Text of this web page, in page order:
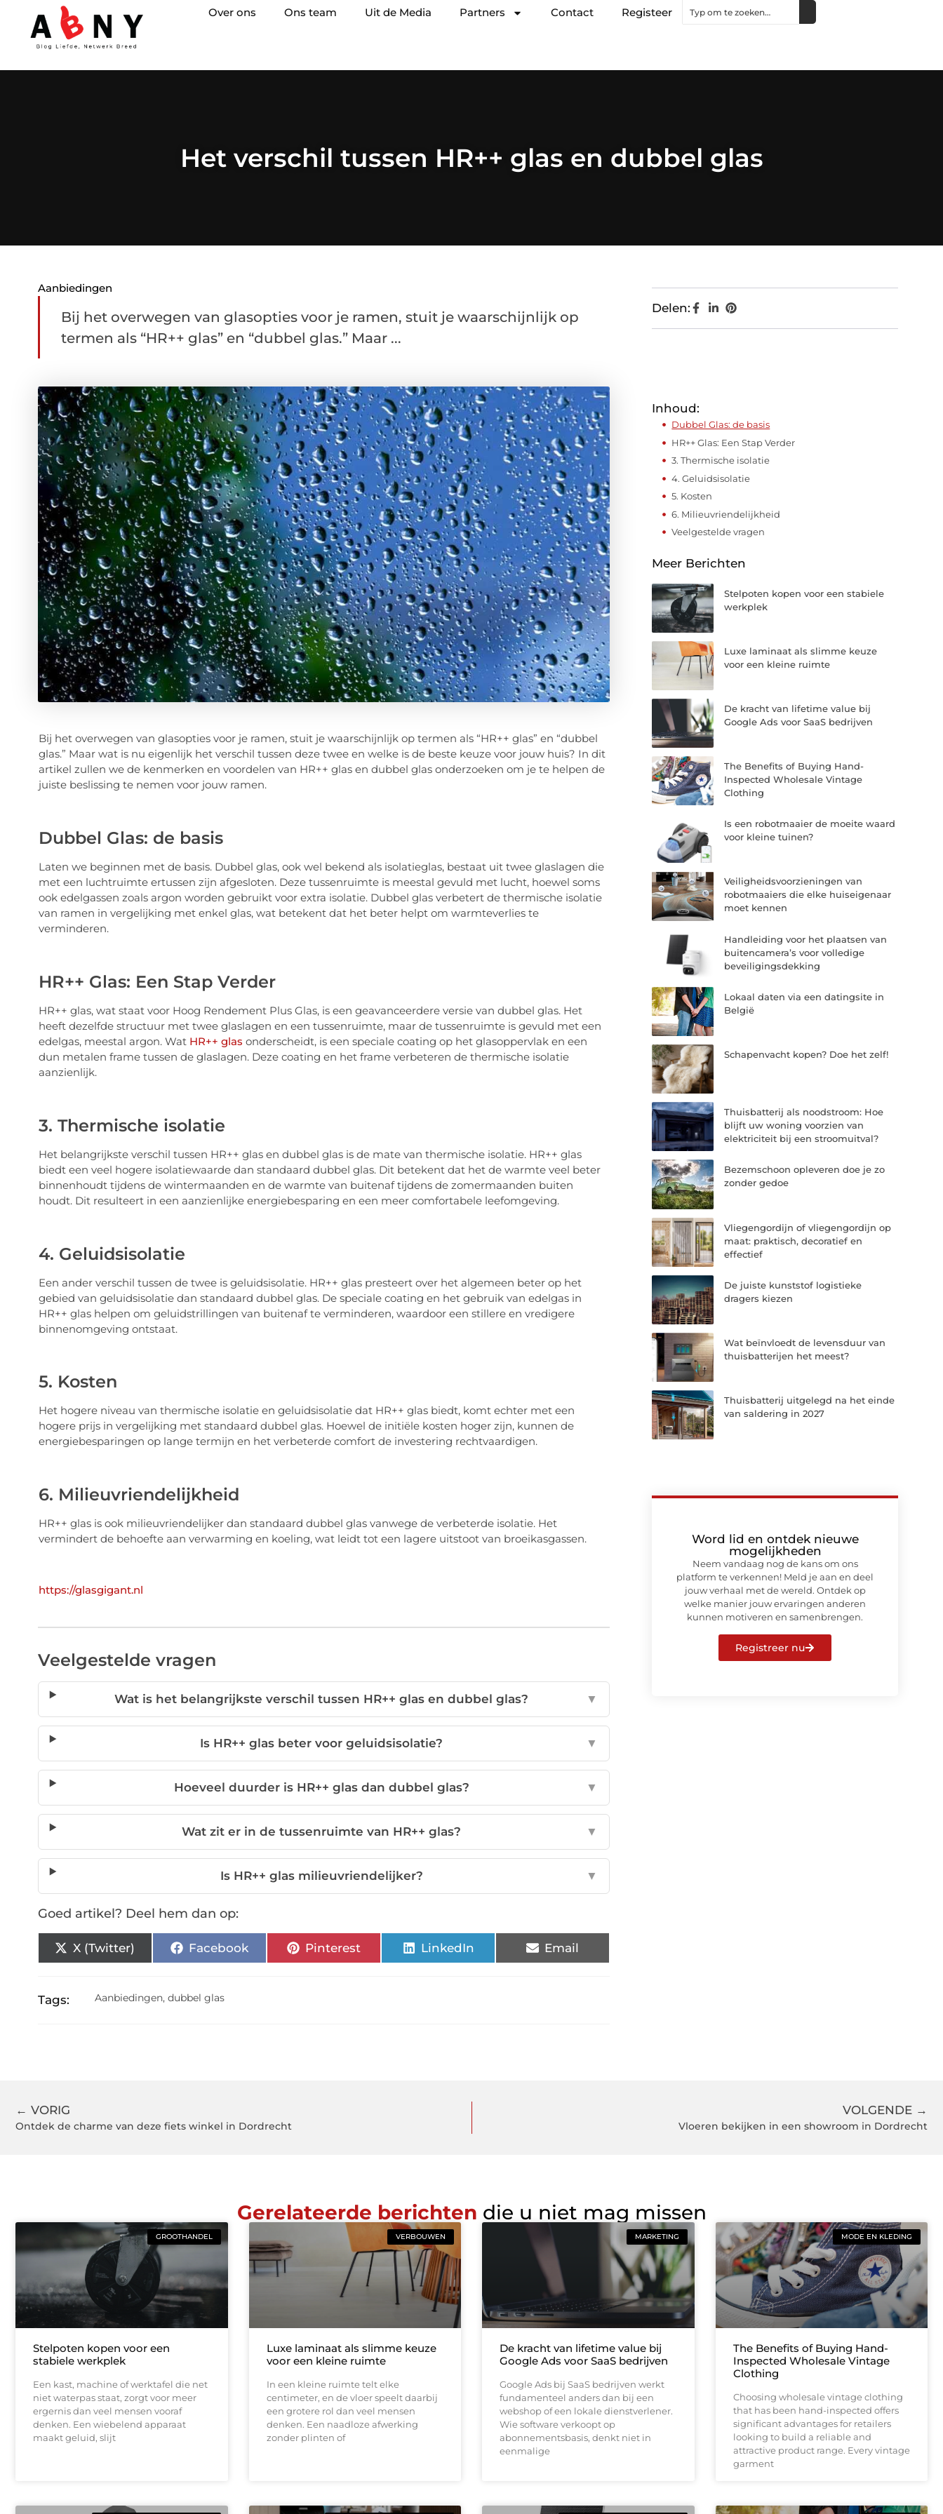
Over ons Ons team Uit de Media Partners Contact Registeer
Het verschil tussen HR++ glas en dubbel glas
Aanbiedingen
Bij het overwegen van glasopties voor je ramen, stuit je waarschijnlijk op
termen als “HR++ glas” en “dubbel glas.” Maar ...
Bij het overwegen van glasopties voor je ramen, stuit je waarschijnlijk op termen als “HR++ glas” en “dubbel
glas.” Maar wat is nu eigenlijk het verschil tussen deze twee en welke is de beste keuze voor jouw huis? In dit
artikel zullen we de kenmerken en voordelen van HR++ glas en dubbel glas onderzoeken om je te helpen de
juiste beslissing te nemen voor jouw ramen.
Dubbel Glas: de basis
Laten we beginnen met de basis. Dubbel glas, ook wel bekend als isolatieglas, bestaat uit twee glaslagen die
met een luchtruimte ertussen zijn afgesloten. Deze tussenruimte is meestal gevuld met lucht, hoewel soms
ook edelgassen zoals argon worden gebruikt voor extra isolatie. Dubbel glas verbetert de thermische isolatie
van ramen in vergelijking met enkel glas, wat betekent dat het beter helpt om warmteverlies te
verminderen.
HR++ Glas: Een Stap Verder
HR++ glas, wat staat voor Hoog Rendement Plus Glas, is een geavanceerdere versie van dubbel glas. Het
heeft dezelfde structuur met twee glaslagen en een tussenruimte, maar de tussenruimte is gevuld met een
edelgas, meestal argon. WatHR++ glas onderscheidt, is een speciale coating op het glasoppervlak en een
dun metalen frame tussen de glaslagen. Deze coating en het frame verbeteren de thermische isolatie
aanzienlijk.
3. Thermische isolatie
Het belangrijkste verschil tussen HR++ glas en dubbel glas is de mate van thermische isolatie. HR++ glas
biedt een veel hogere isolatiewaarde dan standaard dubbel glas. Dit betekent dat het de warmte veel beter
binnenhoudt tijdens de wintermaanden en de warmte van buitenaf tijdens de zomermaanden buiten
houdt. Dit resulteert in een aanzienlijke energiebesparing en een meer comfortabele leefomgeving.
4. Geluidsisolatie
Een ander verschil tussen de twee is geluidsisolatie. HR++ glas presteert over het algemeen beter op het
gebied van geluidsisolatie dan standaard dubbel glas. De speciale coating en het gebruik van edelgas in
HR++ glas helpen om geluidstrillingen van buitenaf te verminderen, waardoor een stillere en vredigere
binnenomgeving ontstaat.
5. Kosten
Het hogere niveau van thermische isolatie en geluidsisolatie dat HR++ glas biedt, komt echter met een
hogere prijs in vergelijking met standaard dubbel glas. Hoewel de initiële kosten hoger zijn, kunnen de
energiebesparingen op lange termijn en het verbeterde comfort de investering rechtvaardigen.
6. Milieuvriendelijkheid
HR++ glas is ook milieuvriendelijker dan standaard dubbel glas vanwege de verbeterde isolatie. Het
vermindert de behoefte aan verwarming en koeling, wat leidt tot een lagere uitstoot van broeikasgassen.
https://glasgigant.nl
Veelgestelde vragen
Wat is het belangrijkste verschil tussen HR++ glas en dubbel glas? ▼
Is HR++ glas beter voor geluidsisolatie? ▼
Hoeveel duurder is HR++ glas dan dubbel glas? ▼
Wat zit er in de tussenruimte van HR++ glas? ▼
Is HR++ glas milieuvriendelijker? ▼
Goed artikel? Deel hem dan op:
X (Twitter) Facebook Pinterest LinkedIn Email
Tags: Aanbiedingen,dubbel glas
Delen:
Inhoud:
Dubbel Glas: de basis
HR++ Glas: Een Stap Verder
3. Thermische isolatie
4. Geluidsisolatie
5. Kosten
6. Milieuvriendelijkheid
Veelgestelde vragen
Meer Berichten
Stelpoten kopen voor een stabiele
werkplek
Luxe laminaat als slimme keuze
voor een kleine ruimte
De kracht van lifetime value bij
Google Ads voor SaaS bedrijven
The Benefits of Buying Hand-
Inspected Wholesale Vintage
Clothing
Is een robotmaaier de moeite waard
voor kleine tuinen?
Veiligheidsvoorzieningen van
robotmaaiers die elke huiseigenaar
moet kennen
Handleiding voor het plaatsen van
buitencamera’s voor volledige
beveiligingsdekking
Lokaal daten via een datingsite in
België
Schapenvacht kopen? Doe het zelf!
Thuisbatterij als noodstroom: Hoe
blijft uw woning voorzien van
elektriciteit bij een stroomuitval?
Bezemschoon opleveren doe je zo
zonder gedoe
Vliegengordijn of vliegengordijn op
maat: praktisch, decoratief en
effectief
De juiste kunststof logistieke
dragers kiezen
Wat beïnvloedt de levensduur van
thuisbatterijen het meest?
Thuisbatterij uitgelegd na het einde
van saldering in 2027
Word lid en ontdek nieuwe
mogelijkheden
Neem vandaag nog de kans om ons
platform te verkennen! Meld je aan en deel
jouw verhaal met de wereld. Ontdek op
welke manier jouw ervaringen anderen
kunnen motiveren en samenbrengen.
Registreer nu
← VORIG
Ontdek de charme van deze fiets winkel in Dordrecht
VOLGENDE →
Vloeren bekijken in een showroom in Dordrecht
Gerelateerde berichten die u niet mag missen
GROOTHANDEL
Stelpoten kopen voor een
stabiele werkplek
Een kast, machine of werktafel die net
niet waterpas staat, zorgt voor meer
ergernis dan veel mensen vooraf
denken. Een wiebelend apparaat
maakt geluid, slijt
VERBOUWEN
Luxe laminaat als slimme keuze
voor een kleine ruimte
In een kleine ruimte telt elke
centimeter, en de vloer speelt daarbij
een grotere rol dan veel mensen
denken. Een naadloze afwerking
zonder plinten of
MARKETING
De kracht van lifetime value bij
Google Ads voor SaaS bedrijven
Google Ads bij SaaS bedrijven werkt
fundamenteel anders dan bij een
webshop of een lokale dienstverlener.
Wie software verkoopt op
abonnementsbasis, denkt niet in
eenmalige
MODE EN KLEDING
The Benefits of Buying Hand-
Inspected Wholesale Vintage
Clothing
Choosing wholesale vintage clothing
that has been hand-inspected offers
significant advantages for retailers
looking to build a reliable and
attractive product range. Every vintage
garment